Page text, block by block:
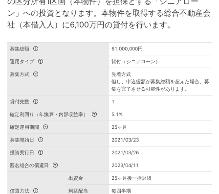
ン」への投資となります。本物件を取得する総合不動産会
社（本借入人）に6,100万円の貸付を行います。
募集総額 61,000,000円
運用タイプ 貸付（シニアローン）
募集方式
先着方式
但し、申込総額が募集総額を超えた場合、募
集を完了させる可能性があります。
貸付先数 1
確定利回り（年換算・内部収益率） 5.1%
確定運用期間 25ヶ月
募集開始日 2021/03/23
投資実行日 2021/03/26
匿名組合の償還日 2023/04/11
償還方法
出資金 25ヶ月後一括返済
利益配当 毎四半期